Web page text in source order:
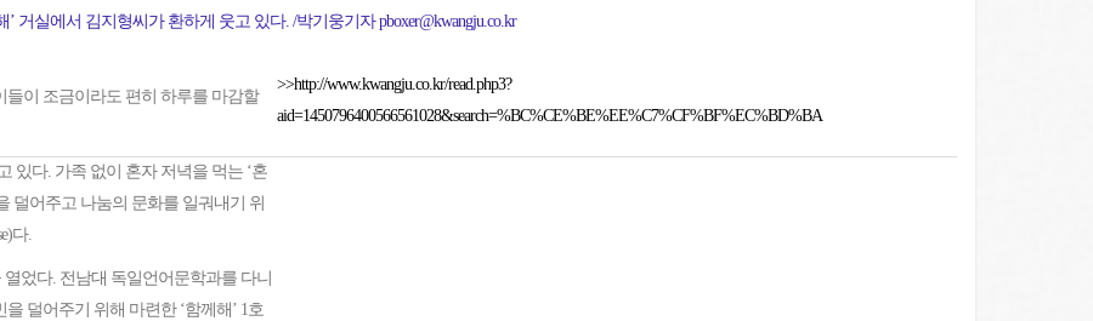
거실에서 김지형씨가 환하게 웃고 있다. /박기웅기자 pboxer@kwangju.co.kr
들이 조금이라도 편히 하루를 마감할
있다. 가족 없이 혼자 저녁을 먹는 ‘혼
덜어주고 나눔의 문화를 일궈내기 위
다.
었다. 전남대 독일언어문학과를 다니
덜어주기 위해 마련한 ‘함께해’ 1호
>>http://www.kwangju.co.kr/read.php3?
aid=1450796400566561028&search=%BC%CE%BE%EE%C7%CF%BF%EC%BD%BA